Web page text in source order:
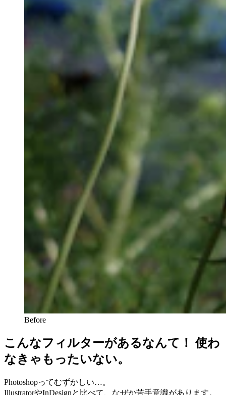
Before
こんなフィルターがあるなんて！ 使わ
なきゃもったいない。
Photoshopってむずかしい…。
IllustratorやInDesignと比べて、なぜか苦手意識があります。